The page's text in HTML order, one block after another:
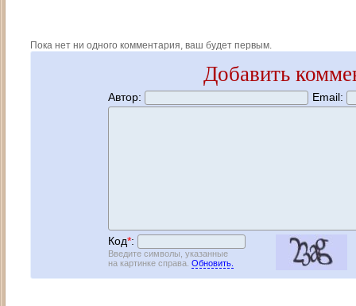
Пока нет ни одного комментария, ваш будет первым.
Добавить
Автор: Email:
Код*:
Введите символы, указанные
на картинке справа. Обновить.